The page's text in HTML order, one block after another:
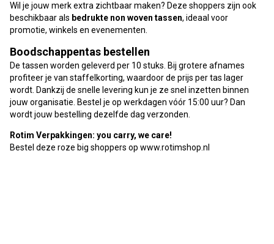
Wil je jouw merk extra zichtbaar maken? Deze shoppers zijn ook
beschikbaar als bedrukte non woven tassen, ideaal voor
promotie, winkels en evenementen.
Boodschappentas bestellen
De tassen worden geleverd per 10 stuks. Bij grotere afnames
profiteer je van staffelkorting, waardoor de prijs per tas lager
wordt. Dankzij de snelle levering kun je ze snel inzetten binnen
jouw organisatie. Bestel je op werkdagen vóór 15:00 uur? Dan
wordt jouw bestelling dezelfde dag verzonden.
Rotim Verpakkingen: you carry, we care!
Bestel deze roze big shoppers op www.rotimshop.nl